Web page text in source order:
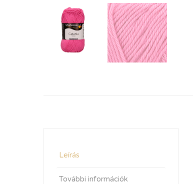
Leírás
További információk